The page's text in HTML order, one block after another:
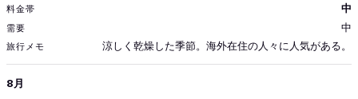
中
中
涼しく乾燥した季節。海外在住の人々に人気がある。
8月